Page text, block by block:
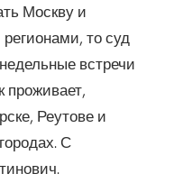
Москву и
то суд
встречи
проживает,
Реутове и
С